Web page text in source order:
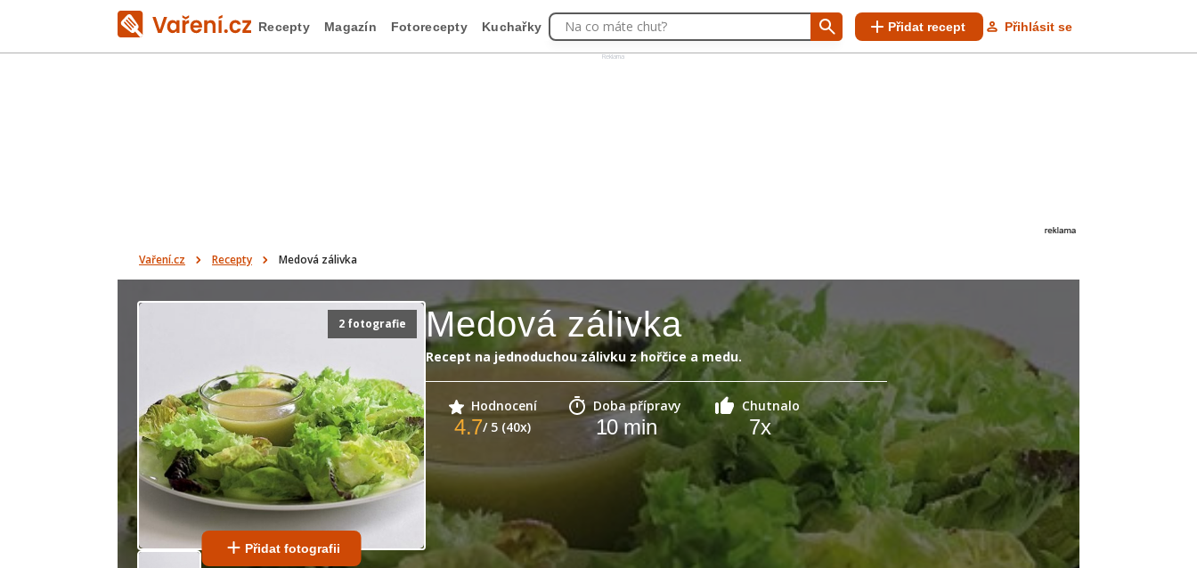
Reklama
Recepty Magazín Fotorecepty Kuchařky Na co máte chuť? Přidat recept Přihlásit se
Vaření.cz Recepty Medová zálivka
2 fotografie
Přidat fotografii
Medová zálivka
Recept na jednoduchou zálivku z hořčice a medu.
Hodnocení
4.7/ 5 (40x)
Doba přípravy
10min
Chutnalo
7x